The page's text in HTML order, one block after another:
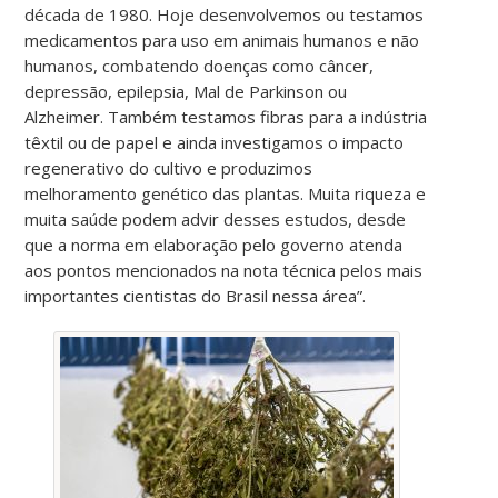
década de 1980. Hoje desenvolvemos ou testamos
medicamentos para uso em animais humanos e não
humanos, combatendo doenças como câncer,
depressão, epilepsia, Mal de Parkinson ou
Alzheimer. Também testamos fibras para a indústria
têxtil ou de papel e ainda investigamos o impacto
regenerativo do cultivo e produzimos
melhoramento genético das plantas. Muita riqueza e
muita saúde podem advir desses estudos, desde
que a norma em elaboração pelo governo atenda
aos pontos mencionados na nota técnica pelos mais
importantes cientistas do Brasil nessa área”.